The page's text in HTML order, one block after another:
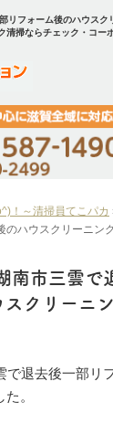
リフォーム後のハウスク
清掃ならチェック・コー
！～清掃員てこパカ
ハウスクリーニン
市三雲で
クリーニ
退去後一部リ
。